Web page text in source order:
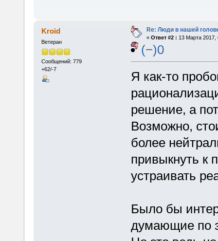
Kroid
Ветеран
Сообщений: 779
+62/-7
Re: Люди в нашей
« Ответ #2 : 13 Марта 2017,
(−)0
Я как-то
решение, а
Возможно,
более
привыкнуть к
устраивать
Было бы
думающие по